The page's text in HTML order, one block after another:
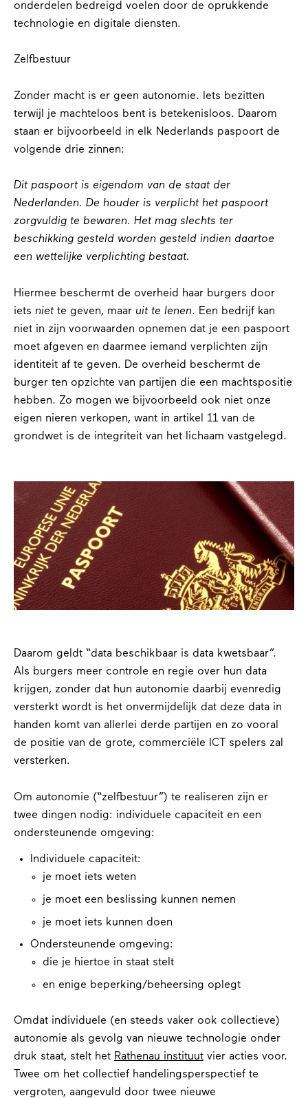
onderdelen bedreigd voelen door de oprukkende
technologie en digitale diensten.
Zelfbestuur
Zonder macht is er geen autonomie. Iets bezitten
terwijl je machteloos bent is betekenisloos. Daarom
staan er bijvoorbeeld in elk Nederlands paspoort de
volgende drie zinnen:
Dit paspoort is eigendom van de staat der
Nederlanden. De houder is verplicht het paspoort
zorgvuldig te bewaren. Het mag slechts ter
beschikking gesteld worden gesteld indien daartoe
een wettelijke verplichting bestaat.
Hiermee beschermt de overheid haar burgers door
iets niette geven, maar uit te lenen. Een bedrijf kan
niet in zijn voorwaarden opnemen dat je een paspoort
moet afgeven en daarmee iemand verplichten zijn
identiteit af te geven. De overheid beschermt de
burger ten opzichte van partijen die een machtspositie
hebben. Zo mogen we bijvoorbeeld ook niet onze
eigen nieren verkopen, want in artikel 11 van de
grondwet is de integriteit van het lichaam vastgelegd.
Daarom geldt “data beschikbaar is data kwetsbaar”.
Als burgers meer controle en regie over hun data
krijgen, zonder dat hun autonomie daarbij evenredig
versterkt wordt is het onvermijdelijk dat deze data in
handen komt van allerlei derde partijen en zo vooral
de positie van de grote, commerciële ICT spelers zal
versterken.
Om autonomie (“zelfbestuur”) te realiseren zijn er
twee dingen nodig: individuele capaciteit en een
ondersteunende omgeving:
Individuele capaciteit:
je moet iets weten
je moet een beslissing kunnen nemen
je moet iets kunnen doen
Ondersteunende omgeving:
die je hiertoe in staat stelt
en enige beperking/beheersing oplegt
Omdat individuele (en steeds vaker ook collectieve)
autonomie als gevolg van nieuwe technologie onder
druk staat, stelt het Rathenau instituutvier acties voor.
Twee om het collectief handelingsperspectief te
vergroten, aangevuld door twee nieuwe